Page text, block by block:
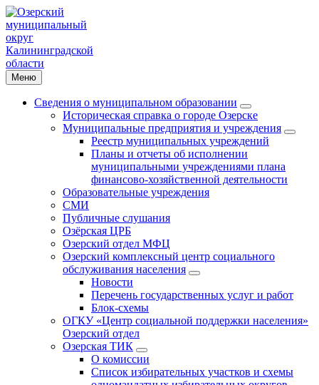
Меню
Сведения о муниципальном образовании
Историческая справка о городе Озерске
Муниципальные предприятия и учреждения
Реестр муниципальных учреждений
Планы и отчеты об исполнении
муниципальными учреждениями плана
финансово-хозяйственной деятельности
Образовательные учреждения
СМИ
Публичные слушания
Озёрская ЦРБ
Озерский отдел МФЦ
Озерский комплексный центр социального
обслуживания населения
Новости
Перечень государственных услуг и работ
Блок-схемы
ОГКУ «Центр социальной поддержки населения»
Озерский отдел
Озерская ТИК
О комиссии
Список избирательных участков и схемы